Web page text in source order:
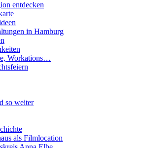
entdecken
in Hamburg
Workations…
so weiter
als Filmlocation